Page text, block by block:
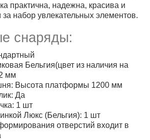
практична, надежна, красива и
набор увлекательных элементов.
снаряды:
Бельгия(цвет из наличия на
мм
Высота платформы 1200 мм
Да
1 шт
Люкс (Бельгия): 1 шт
отверстий входит в